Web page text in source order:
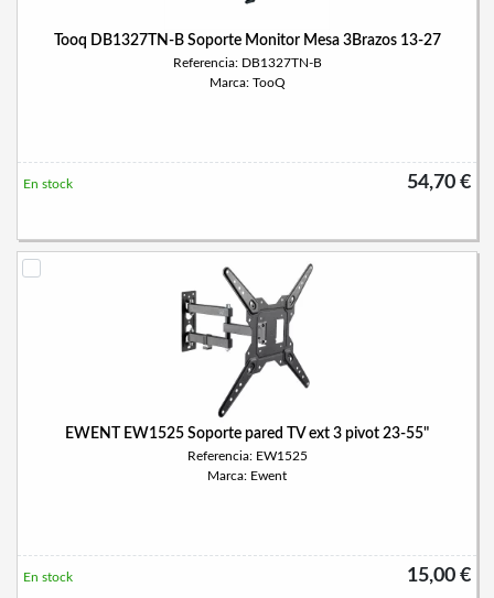
Tooq DB1327TN-B Soporte Monitor Mesa 3Brazos 13-27
Referencia: DB1327TN-B
Marca: TooQ
54,70 €
En stock
EWENT EW1525 Soporte pared TV ext 3 pivot 23-55"
Referencia: EW1525
Marca: Ewent
15,00 €
En stock